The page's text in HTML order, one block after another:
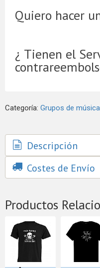
Quiero hacer
¿ Tienen el
Categoría: Grupos de música
Descripción
Costes de Envío
Productos